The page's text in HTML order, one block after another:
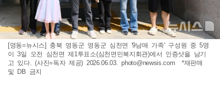
[영동=뉴시스] 충북 영동군 영동군 심천면 '9남매 가족' 구성원 중 5명
이 3일 오전 심천면 제1투표소(심천면민복지회관)에서 인증샷을 남기
고 있다. (사진=독자 제공) 2026.06.03.photo@newsis.com *재판매
및 DB 금지